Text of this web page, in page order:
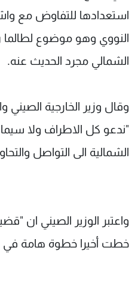
استعدادها للتفاوض مع
النووي وهو موضوع
الشمالي مجرد الحديث عنه.
وقال وزير الخارجية
"ندعو كل الاطراف ولا سيما
الشمالية الى التواصل
واعتبر الوزير الصيني ان
خطت أخيرا خطوة هامة في
عن MTV
الإنـتـاج
لاعلاناتكم